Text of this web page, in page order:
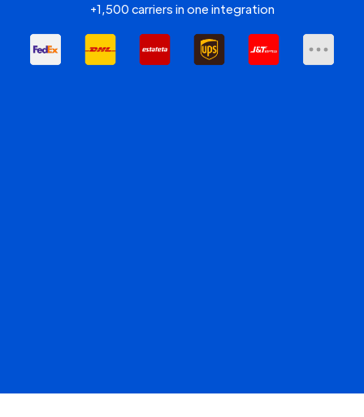
+1,500 carriers in one integration